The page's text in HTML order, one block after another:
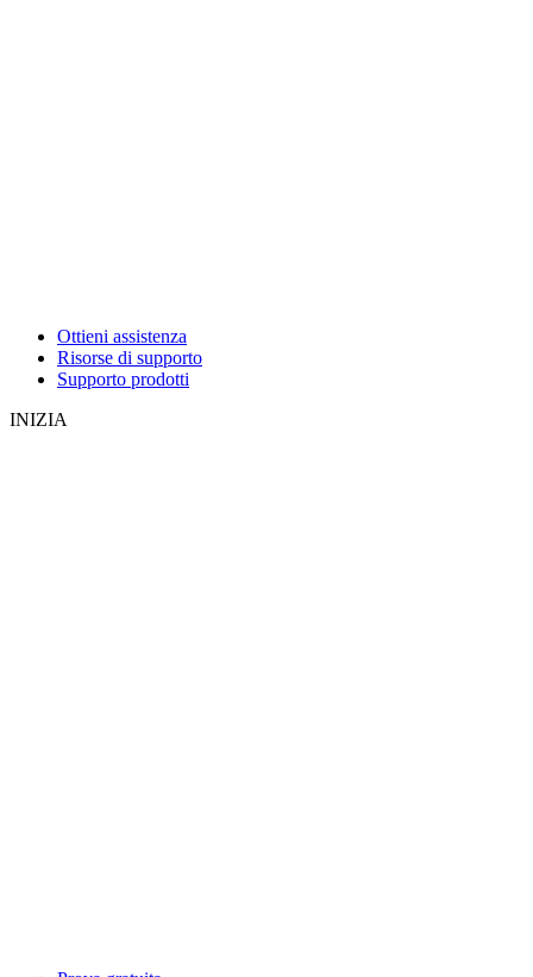
Ottieni assistenza
Risorse di supporto
Supporto prodotti
INIZIA